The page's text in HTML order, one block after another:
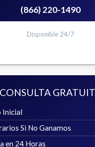
(866) 220-1490
Disponible 24/7
CONSULTA
Inicial
Si No Ganamos
en 24 Horas